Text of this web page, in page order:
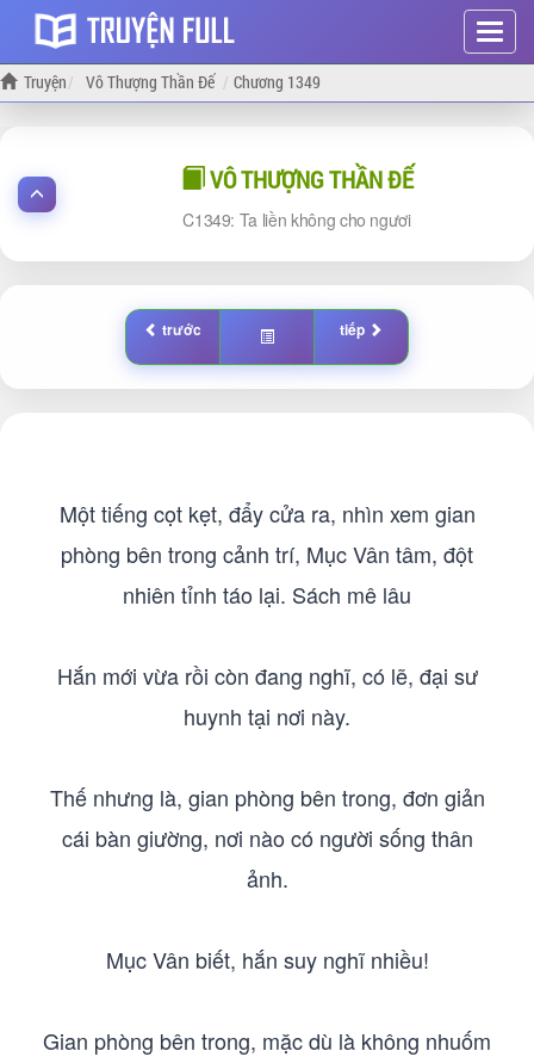
Hiện
menu
Truyện Vô Thượng Thần Đế Chương 1349
VÔ THƯỢNG THẦN ĐẾ
1349: Ta liền không cho ngươi
trước tiếp
Một tiếng cọt kẹt, đẩy cửa ra, nhìn xem gian
phòng bên trong cảnh trí, Mục Vân tâm, đột
nhiên tỉnh táo lại. Sách mê lâu
Hắn mới vừa rồi còn đang nghĩ, có lẽ, đại sư
huynh tại nơi này.
Thế nhưng là, gian phòng bên trong, đơn giản
cái bàn giường, nơi nào có người sống thân
ảnh.
Mục Vân biết, hắn suy nghĩ nhiều!
Gian phòng bên trong, mặc dù là không nhuốm